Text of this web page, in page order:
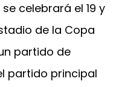
celebrará el 19 y
de la Copa
partido de
partido principal